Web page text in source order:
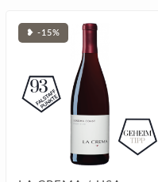
❥ -15%